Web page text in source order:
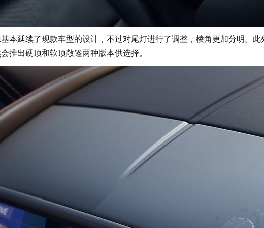
延续了现款车型的设计，不过对尾灯进行了调整，棱角更加分明。此
推出硬顶和软顶敞篷两种版本供选择。